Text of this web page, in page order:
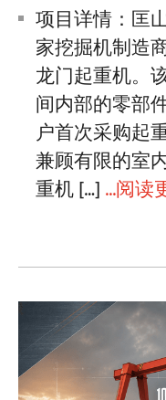
项目介绍
联系我们
项目详情：匡
家挖掘机制造
龙门起重机。
间内部的零部
户首次采购起
兼顾有限的室
重机 […] ...阅读